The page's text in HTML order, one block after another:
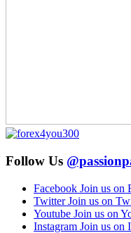
Follow Us
Facebook Join us on
Twitter Join us on
Youtube Join us on
Instagram Join us on